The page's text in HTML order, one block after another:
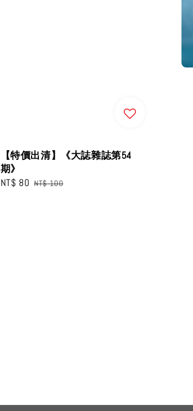
【特價出清】《大誌雜誌第54
期》
Sale
NT$ 80 Regular
NT$ 100